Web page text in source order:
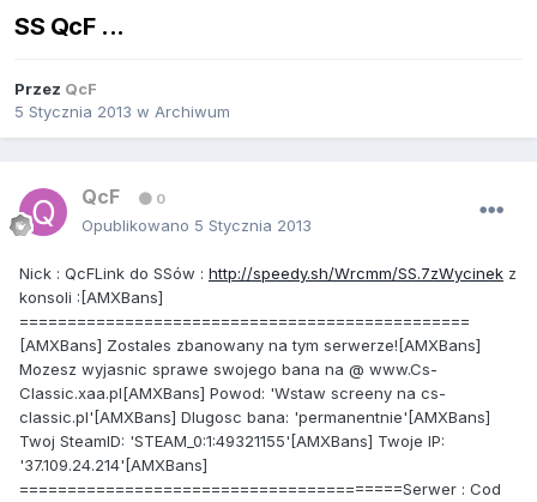
SS QcF ...
Przez QcF
5 Stycznia 2013 w Archiwum
QcF 0
Opublikowano 5 Stycznia 2013
Nick : QcFLink do SSów : http://speedy.sh/Wrcmm/SS.7zWycinek z
konsoli :[AMXBans]
===============================================
[AMXBans] Zostales zbanowany na tym serwerze![AMXBans]
Mozesz wyjasnic sprawe swojego bana na @ www.Cs-
Classic.xaa.pl[AMXBans] Powod: 'Wstaw screeny na cs-
classic.pl'[AMXBans] Dlugosc bana: 'permanentnie'[AMXBans]
Twoj SteamID: 'STEAM_0:1:49321155'[AMXBans] Twoje IP:
'37.109.24.214'[AMXBans]
========================================Serwer : Cod